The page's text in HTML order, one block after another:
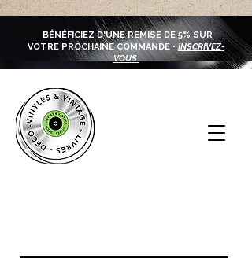
BÉNÉFICIEZ D'UNE REMISE DE 5% SUR
VOTRE PROCHAINE COMMANDE • INSCRIVEZ-
VOUS